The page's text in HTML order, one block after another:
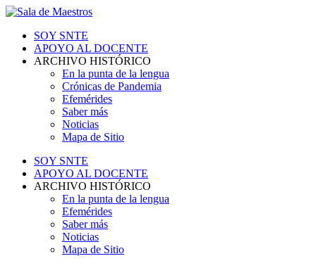
SOY SNTE
APOYO AL DOCENTE
ARCHIVO HISTÓRICO
En la punta de la lengua
Crónicas de Pandemia
Efemérides
Saber más
Noticias
Mapa de Sitio
SOY SNTE
APOYO AL DOCENTE
ARCHIVO HISTÓRICO
En la punta de la lengua
Efemérides
Saber más
Noticias
Mapa de Sitio